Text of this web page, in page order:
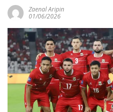
Zaenal Aripin
01/06/2026